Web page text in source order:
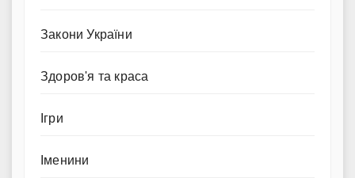
Закони України
Здоров'я та краса
Ігри
Іменини